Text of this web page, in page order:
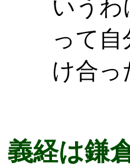
いう
って
け合っ
義経は鎌